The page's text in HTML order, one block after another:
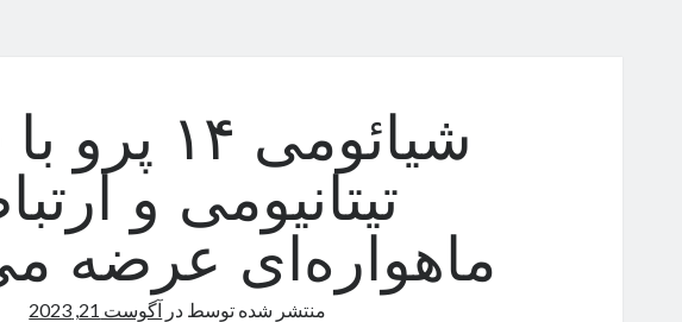
شیائومی ۱۴
تیتانیومی و
ماهواره‌ای عرضه
منتشر شده توسط در آگوست 21, 2023